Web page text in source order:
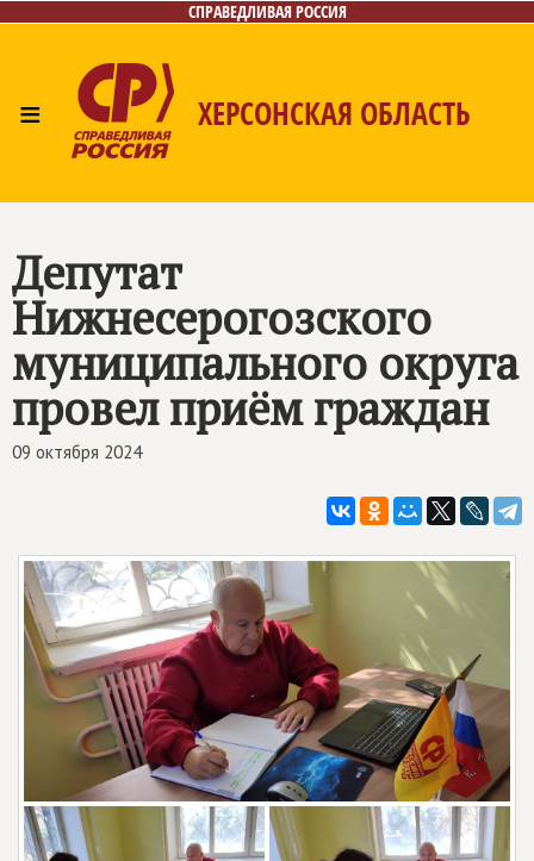
СПРАВЕДЛИВАЯ РОССИЯ
≡ ХЕРСОНСКАЯ ОБЛАСТЬ
Депутат
Нижнесерогозского
муниципального округа
провел приём граждан
09 октября 2024